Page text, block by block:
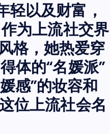
轻以及财富，
为上流社交界
格，她热爱穿
体的“名媛派”
感”的妆容和
位上流社会名